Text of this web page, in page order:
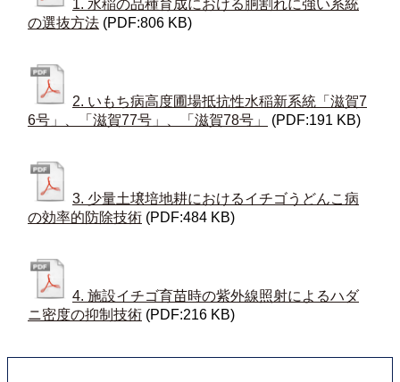
1. 水稲の品種育成における胴割れに強い系統
の選抜方法 (PDF:806 KB)
2. いもち病高度圃場抵抗性水稲新系統「滋賀7
6号」、「滋賀77号」、「滋賀78号」
(PDF:191 KB)
3. 少量土壌培地耕におけるイチゴうどんこ病
の効率的防除技術 (PDF:484 KB)
4. 施設イチゴ育苗時の紫外線照射によるハダ
ニ密度の抑制技術 (PDF:216 KB)